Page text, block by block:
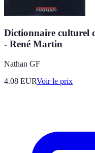
Dictionnaire culturel
- René Martin
Nathan GF
4.08 EURVoir le prix